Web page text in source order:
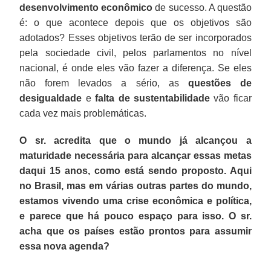
desenvolvimento econômico de sucesso. A questão
é: o que acontece depois que os objetivos são
adotados? Esses objetivos terão de ser incorporados
pela sociedade civil, pelos parlamentos no nível
nacional, é onde eles vão fazer a diferença. Se eles
não forem levados a sério, as questões de
desigualdade efalta de sustentabilidadevão ficar
cada vez mais problemáticas.
O sr. acredita que o mundo já alcançou a
maturidade necessária para alcançar essas metas
daqui 15 anos, como está sendo proposto. Aqui
no Brasil, mas em várias outras partes do mundo,
estamos vivendo uma crise econômica e política,
e parece que há pouco espaço para isso. O sr.
acha que os países estão prontos para assumir
essa nova agenda?